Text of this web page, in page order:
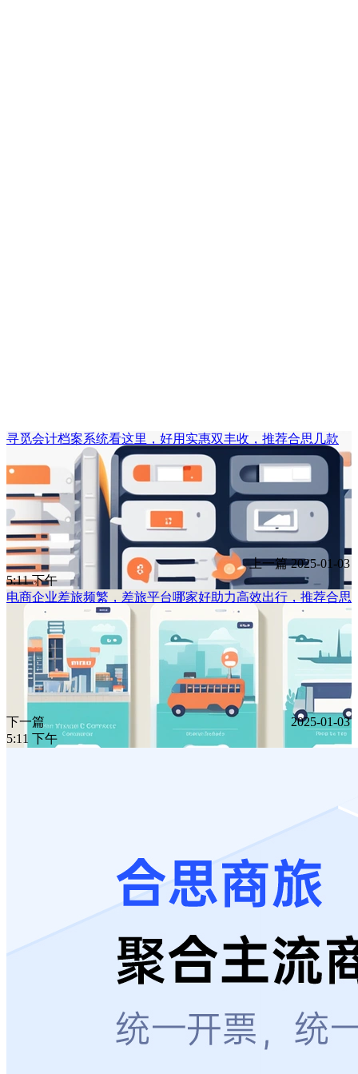
寻觅会计档案系统看这里，好用实惠双丰收，推荐合思几款
上一篇 2025-01-03
5:11 下午
电商企业差旅频繁，差旅平台哪家好助力高效出行，推荐合思
下一篇
2025-01-03
5:11 下午